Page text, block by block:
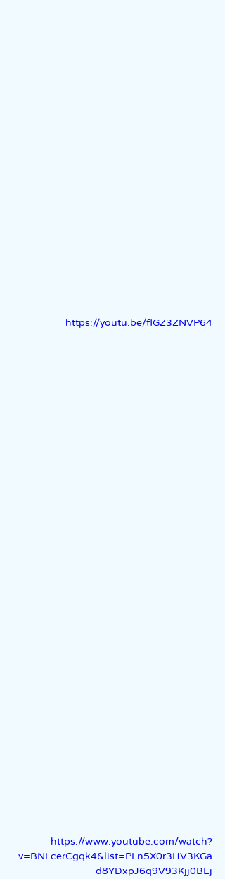
https://youtu.be/flGZ3ZNVP64
https://www.youtube.com/watch?
v=BNLcerCgqk4&list=PLn5X0r3HV3KGa
d8YDxpJ6q9V93Kjj0BEj